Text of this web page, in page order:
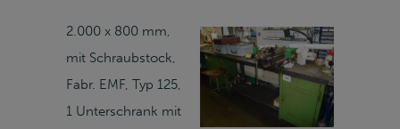
2.000 x 800 mm,
mit Schraubstock,
Fabr. EMF, Typ 125,
1 Unterschrank mit